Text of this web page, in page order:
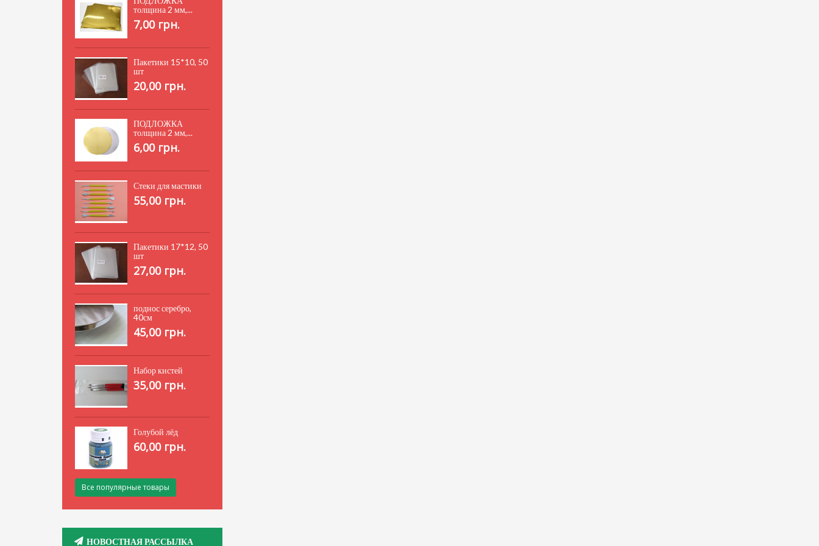
толщина 2 мм,...
7,00 грн.
Пакетики 15*10, 50
шт
20,00 грн.
ПОДЛОЖКА
толщина 2 мм,...
6,00 грн.
Стеки для мастики
55,00 грн.
Пакетики 17*12, 50
шт
27,00 грн.
поднос серебро,
40см
45,00 грн.
Набор кистей
35,00 грн.
Голубой лёд
60,00 грн.
Все популярные товары
НОВОСТНАЯ РАССЫЛКА